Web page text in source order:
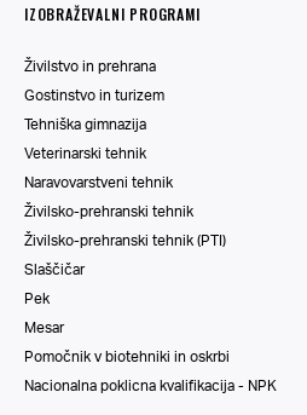
IZOBRAŽEVALNI PROGRAMI
Živilstvo in prehrana
Gostinstvo in turizem
Tehniška gimnazija
Veterinarski tehnik
Naravovarstveni tehnik
Živilsko-prehranski tehnik
Živilsko-prehranski tehnik (PTI)
Slaščičar
Pek
Mesar
Pomočnik v biotehniki in oskrbi
Nacionalna poklicna kvalifikacija - NPK